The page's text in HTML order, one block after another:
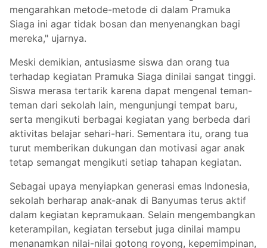
mengarahkan metode-metode di dalam Pramuka
Siaga ini agar tidak bosan dan menyenangkan bagi
mereka," ujarnya.
Meski demikian, antusiasme siswa dan orang tua
terhadap kegiatan Pramuka Siaga dinilai sangat tinggi.
Siswa merasa tertarik karena dapat mengenal teman-
teman dari sekolah lain, mengunjungi tempat baru,
serta mengikuti berbagai kegiatan yang berbeda dari
aktivitas belajar sehari-hari. Sementara itu, orang tua
turut memberikan dukungan dan motivasi agar anak
tetap semangat mengikuti setiap tahapan kegiatan.
Sebagai upaya menyiapkan generasi emas Indonesia,
sekolah berharap anak-anak di Banyumas terus aktif
dalam kegiatan kepramukaan. Selain mengembangkan
keterampilan, kegiatan tersebut juga dinilai mampu
menanamkan nilai-nilai gotong royong, kepemimpinan,